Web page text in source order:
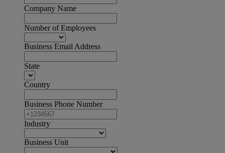
Company Name
Number of Employees
Business Email Address
State
Country
Business Phone Number
Industry
Business Unit